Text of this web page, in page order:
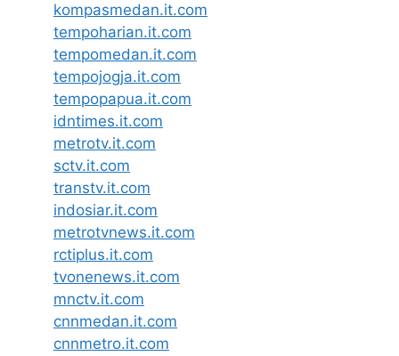
kompasmedan.it.com
tempoharian.it.com
tempomedan.it.com
tempojogja.it.com
tempopapua.it.com
idntimes.it.com
metrotv.it.com
sctv.it.com
transtv.it.com
indosiar.it.com
metrotvnews.it.com
rctiplus.it.com
tvonenews.it.com
mnctv.it.com
cnnmedan.it.com
cnnmetro.it.com